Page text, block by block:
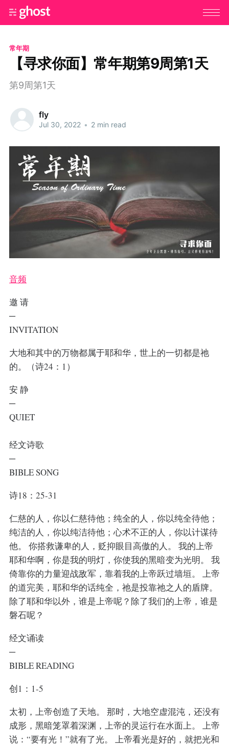
常年期
【寻求你面】常年期第9周第1天
第9周第1天
fly
Jul 30, 2022 • 2 min read
音频
邀 请
─
INVITATION
大地和其中的万物都属于耶和华，世上的一切都是祂
的。（诗24：1）
安 静
─
QUIET
经文诗歌
─
BIBLE SONG
诗18：25-31
仁慈的人，你以仁慈待他；纯全的人，你以纯全待他；
纯洁的人，你以纯洁待他；心术不正的人，你以计谋待
他。 你搭救谦卑的人，贬抑眼目高傲的人。 我的上帝
耶和华啊，你是我的明灯，你使我的黑暗变为光明。 我
倚靠你的力量迎战敌军，靠着我的上帝跃过墙垣。 上帝
的道完美，耶和华的话纯全，祂是投靠祂之人的盾牌。
除了耶和华以外，谁是上帝呢？除了我们的上帝，谁是
磐石呢？
经文诵读
─
BIBLE READING
创1：1-5
太初，上帝创造了天地。 那时，大地空虚混沌，还没有
成形，黑暗笼罩着深渊，上帝的灵运行在水面上。 上帝
说：“要有光！”就有了光。 上帝看光是好的，就把光和